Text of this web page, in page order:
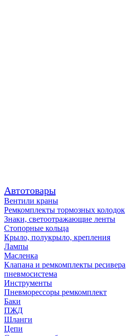
Автотовары
Вентили краны
Ремкомплекты тормозных колодок
Знаки, светоотражающие ленты
Стопорные кольца
Крыло, полукрыло, крепления
Лампы
Масленка
Клапана и ремкомплекты ресивера
пневмосистема
Инструменты
Пневморессоры ремкомплект
Баки
ПЖД
Шланги
Цепи